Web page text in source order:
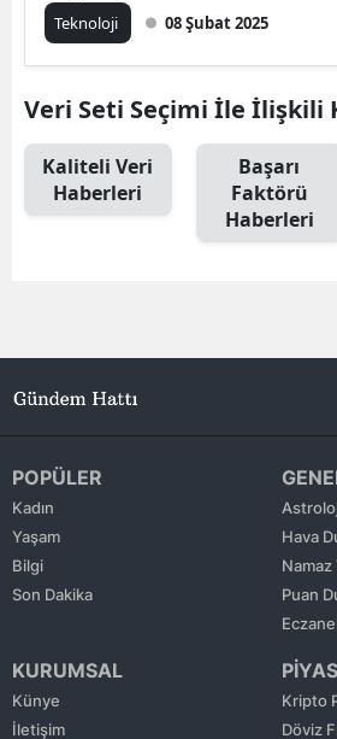
Teknoloji 08 Şubat 2025
Veri Seti Seçimi İle İlişkili
Kaliteli Veri
Haberleri
Başarı
Faktörü
Haberleri
POPÜLER
Kadın
Yaşam
Bilgi
Son Dakika
Hava
Puan
KURUMSAL
Künye
İletişim
Kripto
Döviz